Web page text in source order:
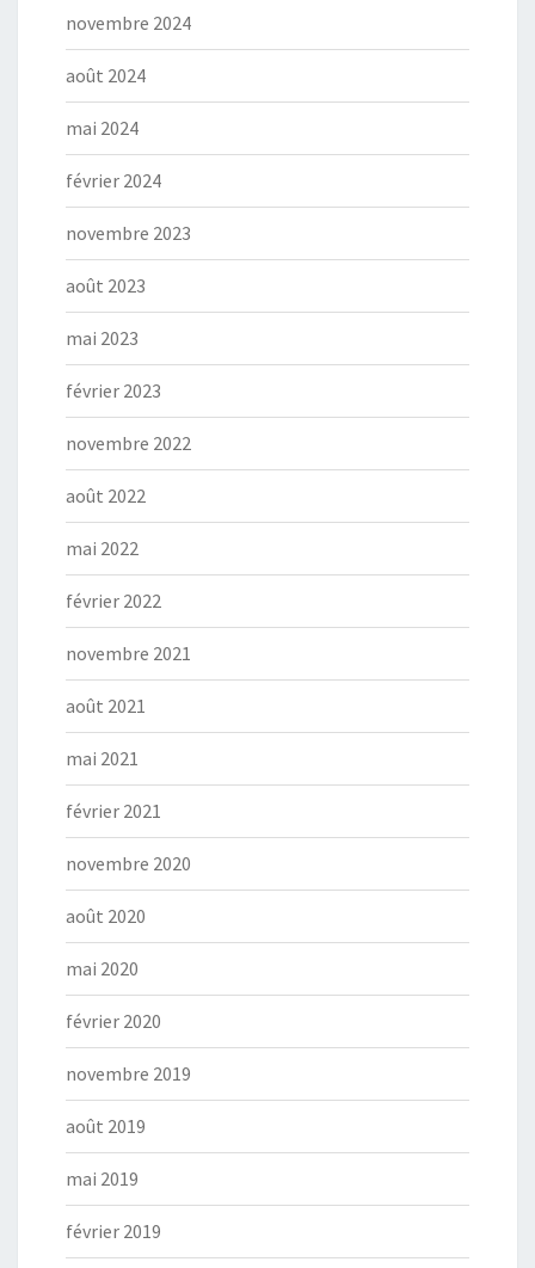
novembre 2024
août 2024
mai 2024
février 2024
novembre 2023
août 2023
mai 2023
février 2023
novembre 2022
août 2022
mai 2022
février 2022
novembre 2021
août 2021
mai 2021
février 2021
novembre 2020
août 2020
mai 2020
février 2020
novembre 2019
août 2019
mai 2019
février 2019